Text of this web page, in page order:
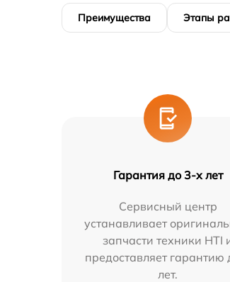
Преимущества Этапы
Гарантия до 3-х лет
Сервисный центр
устанавливает
запчасти техники HTI
предоставляет гарантию
лет.